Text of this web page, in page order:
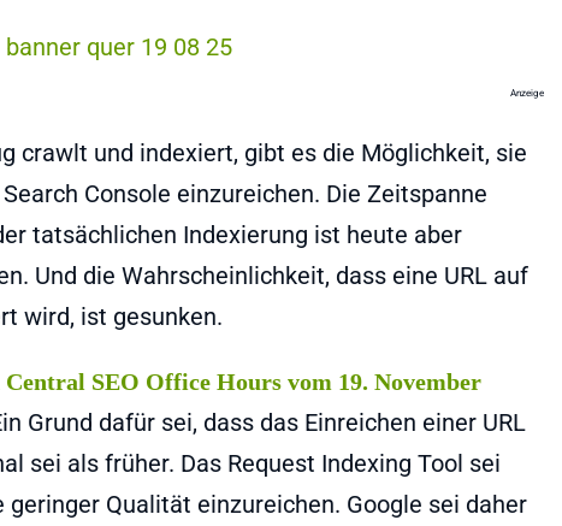
Anzeige
crawlt und indexiert, gibt es die Möglichkeit, sie
Console einzureichen. Die Zeitspanne
tatsächlichen Indexierung ist heute aber
Und die Wahrscheinlichkeit, dass eine URL auf
wird, ist gesunken.
Central SEO Office Hours vom 19. November
Grund dafür sei, dass das Einreichen einer URL
sei als früher. Das Request Indexing Tool sei
Qualität einzureichen. Google sei daher